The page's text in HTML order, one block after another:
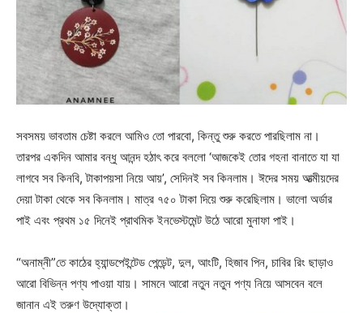
সবসময় ভাবতাম চেষ্টা করলে আমিও তো পারবো, কিন্তু শুরু করতে পারছিলাম না।
তারপর একদিন আমার বন্ধু আনন্দ হঠাৎ করে বললো ‘আজকেই তোর গহনা বানাতে যা যা
লাগবে সব কিনবি, টাকাপয়সা নিয়ে আয়’, সেদিনই সব কিনলাম। ঈদের সময় আত্মীয়দের
দেয়া টাকা থেকে সব কিনলাম। মাত্র ৭৫০ টাকা দিয়ে শুরু করেছিলাম। ভালো অর্ডার
পাই এবং প্রথম ১৫ দিনেই প্রাথমিক ইনভেস্টমেন্ট উঠে আরো মুনাফা পাই।
“অনাম্নী”তে কাঠের হ্যান্ডপেইন্টেড পেন্ডেন্ট, দুল, আংটি, হিজাব পিন, চাবির রিং ছাড়াও
আরো বিভিন্ন পণ্য পাওয়া যায়। সামনে আরো নতুন নতুন পণ্য নিয়ে আসবেন বলে
জানান এই তরুণ উদ্যোক্তা।